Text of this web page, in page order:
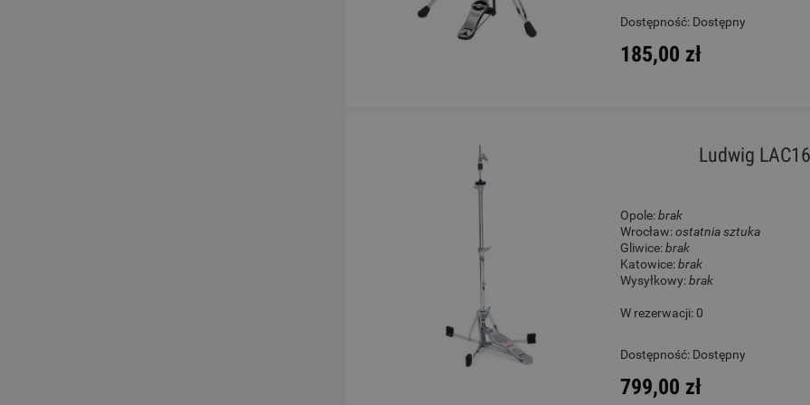
Dostępność: Dostępny
185,00 zł
Ludwig
Opole:brak
Wrocław:ostatnia sztuka
Gliwice:brak
Katowice:brak
Wysyłkowy:brak
W rezerwacji: 0
Dostępność: Dostępny
799,00 zł